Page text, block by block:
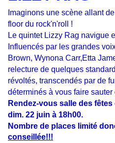
Imaginons une scène allant
floor du rock'n'roll !
Le quintet Lizzy Rag navigue
Influencés par les grandes
Brown, Wynona Carr,Etta
relecture de quelques
révoltés, transcendés par de
déterminés à vous faire sauter
Rendez-vous salle des
dim. 22 juin à 18h00.
Nombre de places limité
conseillée!!!